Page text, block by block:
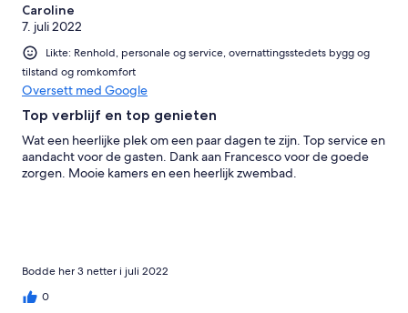
Caroline
7. juli 2022
Likte: Renhold, personale og service, overnattingsstedets bygg og
tilstand og romkomfort
Oversett med Google
Top verblijf en top genieten
Wat een heerlijke plek om een paar dagen te zijn. Top service en
aandacht voor de gasten. Dank aan Francesco voor de goede
zorgen. Mooie kamers en een heerlijk zwembad.
Bodde her 3 netter i juli 2022
0